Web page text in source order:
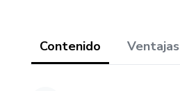
Contenido Ventajas